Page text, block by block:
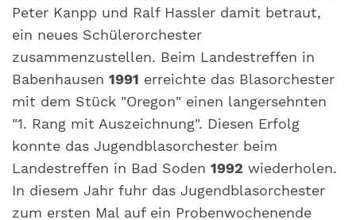
Peter Kanpp und Ralf Hassler damit betraut,
ein neues Schülerorchester
zusammenzustellen. Beim Landestreffen in
Babenhausen 1991 erreichte das Blasorchester
mit dem Stück "Oregon" einen langersehnten
"1. Rang mit Auszeichnung". Diesen Erfolg
konnte das Jugendblasorchester beim
Landestreffen in Bad Soden 1992 wiederholen.
In diesem Jahr fuhr das Jugendblasorchester
zum ersten Mal auf ein Probenwochenende